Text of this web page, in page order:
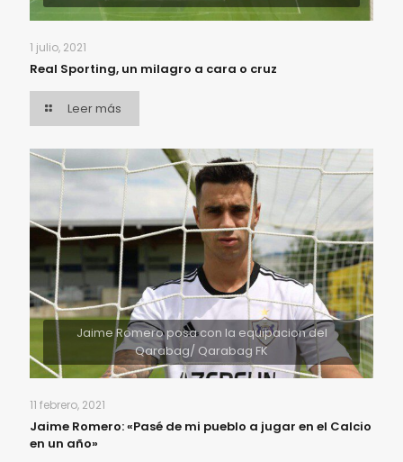
1 julio, 2021
Real Sporting, un milagro a cara o cruz
Leer más
Jaime Romero posa con la equipacion del
Qarabag/ Qarabag FK
11 febrero, 2021
Jaime Romero: «Pasé de mi pueblo a jugar en el Calcio
en un año»